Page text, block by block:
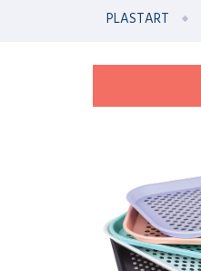
PLASTART